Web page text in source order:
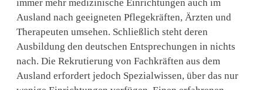
finden
Sie
den
passenden
immer mehr medizinische Einrichtungen auch im
Ausland nach geeigneten Pflegekräften, Ärzten und
Therapeuten umsehen. Schließlich steht deren
Ausbildung den deutschen Entsprechungen in nichts
nach. Die Rekrutierung von Fachkräften aus dem
Ausland erfordert jedoch Spezialwissen, über das nur